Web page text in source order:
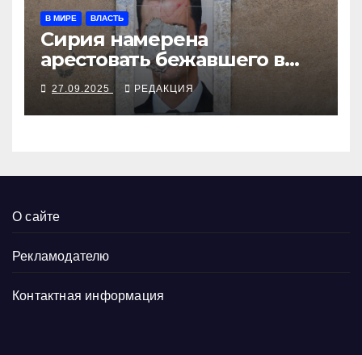
В МИРЕ ВЛАСТЬ
Сирия намерена
арестовать бежавшего в
Москву экс-диктатора
27.09.2025 РЕДАКЦИЯ
О сайте
Рекламодателю
Контактная информация